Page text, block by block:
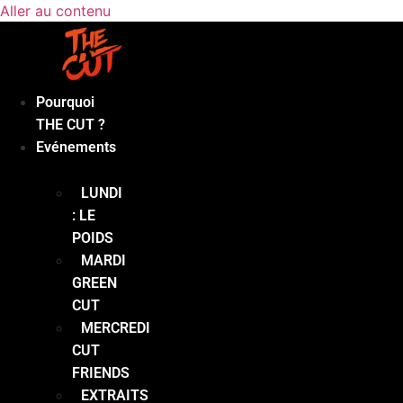
Aller au contenu
Pourquoi
THE CUT ?
Evénements
LUNDI
: LE
POIDS
MARDI
GREEN
CUT
MERCREDI
CUT
FRIENDS
EXTRAITS